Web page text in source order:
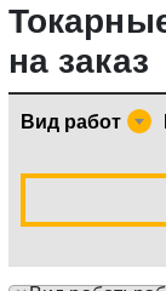
на заказ
Вид работ